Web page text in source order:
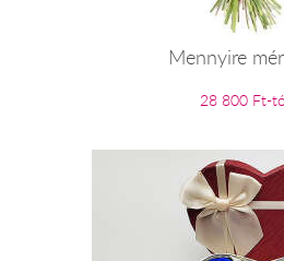
Mennyire
28 800 Ft-